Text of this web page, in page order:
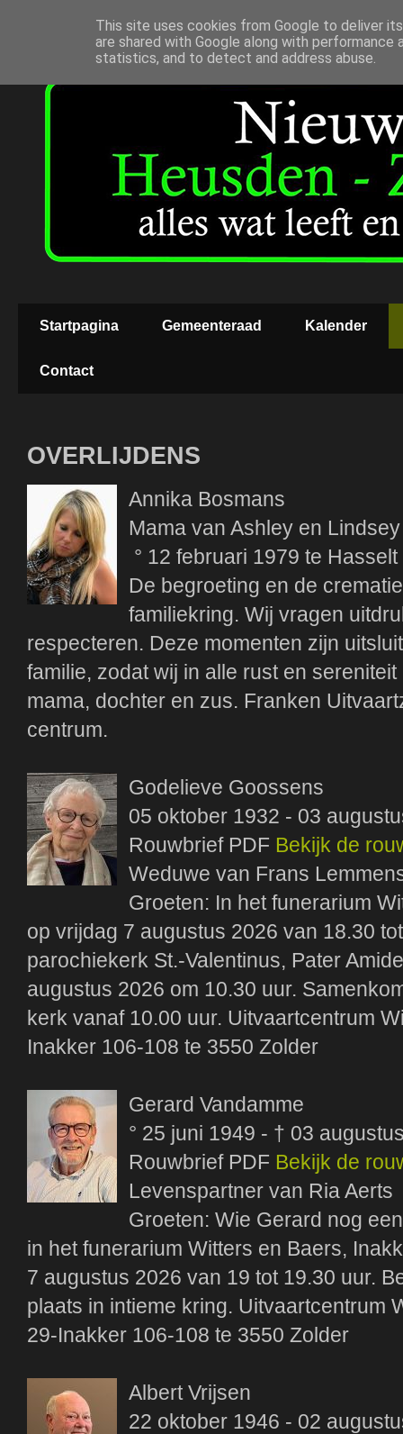
Startpagina Gemeenteraad Kalender
Contact
OVERLIJDENS
Annika Bosmans
Mama van Ashley en Lindsey
° 12 februari 1979 te
De begroeting en de
familiekring. Wij vragen
respecteren. Deze momenten zijn
familie, zodat wij in alle rust en
mama, dochter en zus. Franken
centrum.
Godelieve Goossens
05 oktober 1932 - 03
Rouwbrief PDF Bekijk de
Weduwe van Frans
Groeten: In het funerarium
op vrijdag 7 augustus 2026 van 18.30
parochiekerk St.-Valentinus, Pater
augustus 2026 om 10.30 uur.
kerk vanaf 10.00 uur. Uitvaartcentrum
Inakker 106-108 te 3550 Zolder
Gerard Vandamme
° 25 juni 1949 - † 03
Rouwbrief PDF Bekijk de
Levenspartner van Ria Aerts
Groeten: Wie Gerard nog
in het funerarium Witters en Baers,
7 augustus 2026 van 19 tot 19.30 uur.
plaats in intieme kring. Uitvaartcentrum
29-Inakker 106-108 te 3550 Zolder
Albert Vrijsen
22 oktober 1946 - 02
This site uses cookies from Google to deliver
are shared with Google along with
statistics, and to detect and address abuse.